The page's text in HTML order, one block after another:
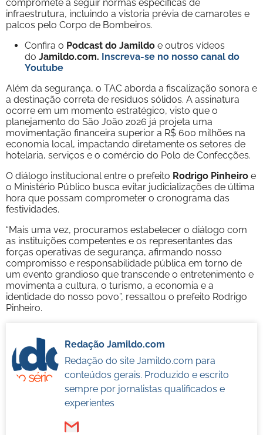
compromete a seguir normas específicas de
infraestrutura, incluindo a vistoria prévia de camarotes e
palcos pelo Corpo de Bombeiros.
Confira o Podcast do Jamildo e outros vídeos
do Jamildo.com. Inscreva-se no nosso canal do
Youtube
Além da segurança, o TAC aborda a fiscalização sonora e
a destinação correta de resíduos sólidos. A assinatura
ocorre em um momento estratégico, visto que o
planejamento do São João 2026 já projeta uma
movimentação financeira superior a R$ 600 milhões na
economia local, impactando diretamente os setores de
hotelaria, serviços e o comércio do Polo de Confecções.
O diálogo institucional entre o prefeito Rodrigo Pinheiro e
o Ministério Público busca evitar judicializações de última
hora que possam comprometer o cronograma das
festividades.
“Mais uma vez, procuramos estabelecer o diálogo com
as instituições competentes e os representantes das
forças operativas de segurança, afirmando nosso
compromisso e responsabilidade pública em torno de
um evento grandioso que transcende o entretenimento e
movimenta a cultura, o turismo, a economia e a
identidade do nosso povo”, ressaltou o prefeito Rodrigo
Pinheiro.
Redação Jamildo.com
Redação do site Jamildo.com para
conteúdos gerais. Produzido e escrito
sempre por jornalistas qualificados e
experientes